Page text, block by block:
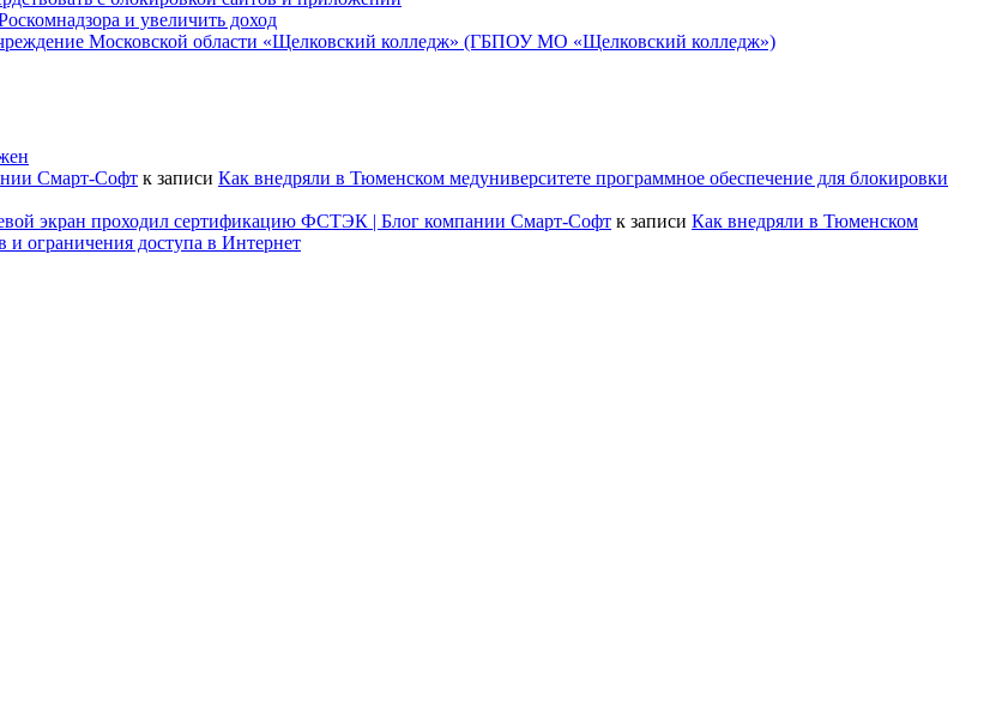
и увеличить доход
Московской области «Щелковский колледж» (ГБПОУ МО «Щелковский колледж»)
Смарт-Софт к записи Как внедряли в Тюменском медуниверситете программное обеспечение для блокировки
экран проходил сертификацию ФСТЭК | Блог компании Смарт-Софт к записи Как внедряли в Тюменском
и ограничения доступа в Интернет